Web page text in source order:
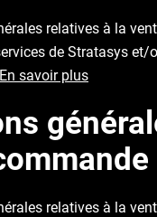
relatives à la
de Stratasys et/
En savoir plus
relatives à la